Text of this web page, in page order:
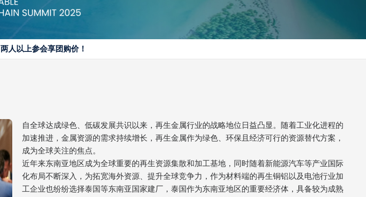
两人以上参会享团购价！
自全球达成绿色、低碳发展共识以来，再生金属行业的战略地位日益凸显。随着工业化进程的
加速推进，金属资源的需求持续增长，再生金属作为绿色、环保且经济可行的资源替代方案，
成为全球关注的焦点。
近年来东南亚地区成为全球重要的再生资源集散和加工基地，同时随着新能源汽车等产业国际
化布局不断深入，为拓宽海外资源、提升全球竞争力，作为材料端的再生铜铝以及电池行业加
工企业也纷纷选择泰国等东南亚国家建厂，泰国作为东南亚地区的重要经济体，具备较为成熟